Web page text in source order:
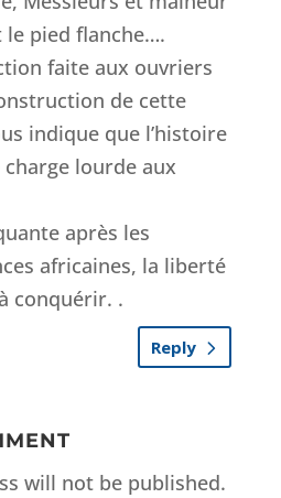
le pied flanche….
faite aux ouvriers
de cette
indique que l’histoire
charge lourde aux
après les
africaines, la liberté
conquérir. .
Reply
will not be published.